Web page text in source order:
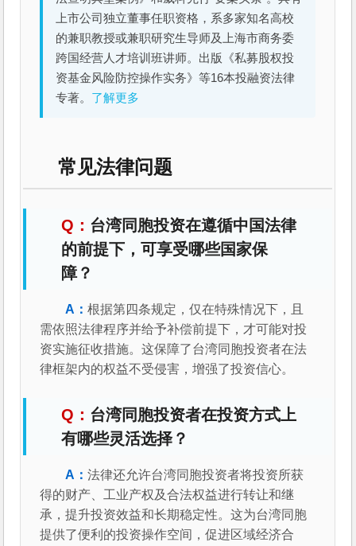
上市公司独立董事任职资格，系多家知名高校
的兼职教授或兼职研究生导师及上海市商务委
跨国经营人才培训班讲师。出版《私募股权投
资基金风险防控操作实务》等16本投融资法律
专著。 了解更多
常见法律问题
台湾同胞投资在遵循中国法律
的前提下，可享受哪些国家保
障？
根据第四条规定，仅在特殊情况下，且
需依照法律程序并给予补偿前提下，才可能对投
资实施征收措施。这保障了台湾同胞投资者在法
律框架内的权益不受侵害，增强了投资信心。
台湾同胞投资者在投资方式上
有哪些灵活选择？
法律还允许台湾同胞投资者将投资所获
得的财产、工业产权及合法权益进行转让和继
承，提升投资效益和长期稳定性。这为台湾同胞
提供了便利的投资操作空间，促进区域经济合